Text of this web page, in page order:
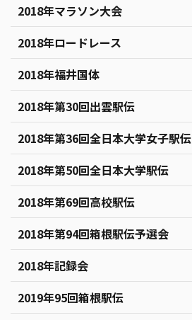
2018年マラソン大会
2018年ロードレース
2018年福井国体
2018年第30回出雲駅伝
2018年第36回全日本大学女子駅伝
2018年第50回全日本大学駅伝
2018年第69回高校駅伝
2018年第94回箱根駅伝予選会
2018年記録会
2019年95回箱根駅伝